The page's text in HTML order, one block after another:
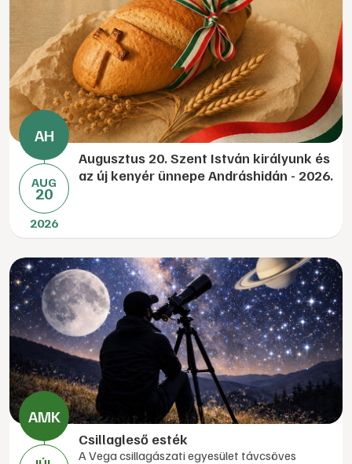
AUG
20
2026
Augusztus 20. Szent István királyunk és
az új kenyér ünnepe Andráshidán - 2026.
Csillagleső esték
A Vega csillagászati egyesület távcsöves